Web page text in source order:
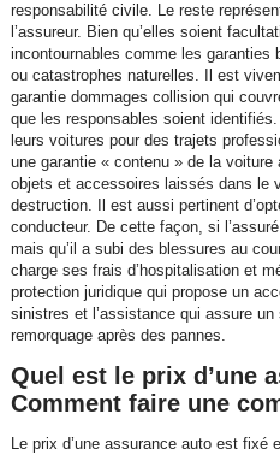
responsabilité civile. Le reste
l’assureur. Bien qu’elles soient
incontournables comme les
ou catastrophes naturelles. Il est
garantie dommages collision qui
que les responsables soient
leurs voitures pour des trajets
une garantie « contenu » de la
objets et accessoires laissés dans le
destruction. Il est aussi pertinent
conducteur. De cette façon, si
mais qu’il a subi des blessures au
charge ses frais d’hospitalisation et
protection juridique qui propose un
sinistres et l’assistance qui assure
remorquage après des pannes.
Quel est le prix d’une
Comment faire une
Le prix d’une assurance auto est fixé